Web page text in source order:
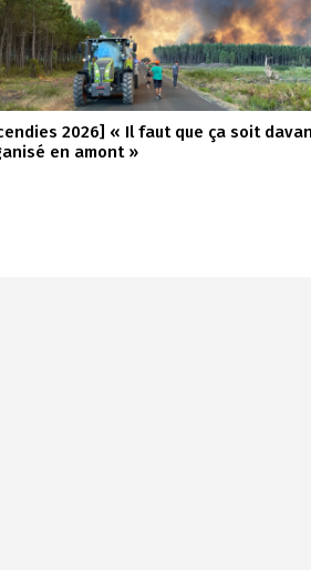
2026] « Il faut que ça soit
en amont »